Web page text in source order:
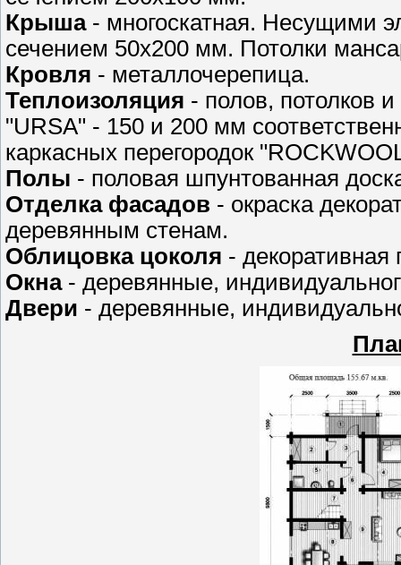
Крыша- многоскатная. Несущими
сечением 50х200 мм. Потолки
Кровля - металлочерепица.
Теплоизоляция - полов, потолков
"URSA" - 150 и 200 мм
каркасных перегородок
Полы - половая шпунтованная
Отделка фасадов - окраска
деревянным стенам.
Облицовка цоколя - декоративная
Окна- деревянные,
Двери - деревянные,